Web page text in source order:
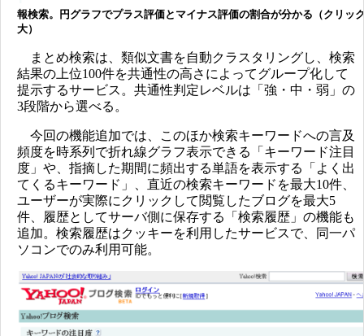
報検索。円グラフでプラス評価とマイナス評価の割合が分かる（クリッ
大）
まとめ検索は、類似文書を自動クラスタリングし、検索
結果の上位100件を共通性の高さによってグループ化して
提示するサービス。共通性判定レベルは「強・中・弱」の
3段階から選べる。
今回の機能追加では、このほか検索キーワードへの言及
頻度を時系列で折れ線グラフ表示できる「キーワード注目
度」や、指摘した期間に頻出する単語を表示する「よく出
てくるキーワード」、直近の検索キーワードを最大10件、
ユーザーが実際にクリックして閲覧したブログを最大5
件、履歴としてサーバ側に保存する「検索履歴」の機能も
追加。検索履歴はクッキーを利用したサービスで、同一パ
ソコンでのみ利用可能。